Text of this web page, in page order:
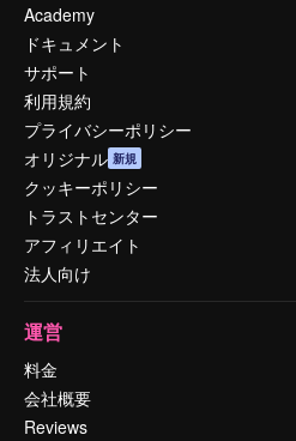
Academy
ドキュメント
サポート
利用規約
プライバシーポリシー
オリジナル 新規
クッキーポリシー
トラストセンター
アフィリエイト
法人向け
運営
料金
会社概要
Reviews